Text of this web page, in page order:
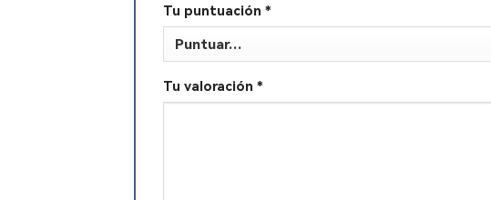
Tu puntuación *
Tu valoración *